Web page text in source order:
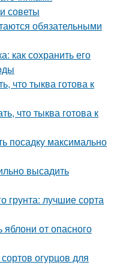
советы
обязательными
как сохранить его
что тыква готова к
что тыква готова к
посадку максимально
высадить
грунта: лучшие сорта
от опасного
огурцов для